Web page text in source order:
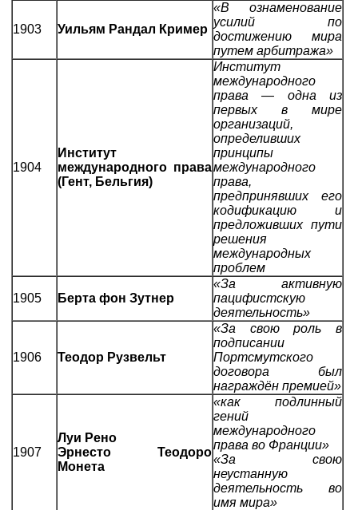
1903 Уильям Рандал Кример
«В ознаменование
усилий по
достижению мира
путем арбитража»
1904
Институт
международного права
(Гент, Бельгия)
Институт
международного
права — одна из
первых в мире
организаций,
определивших
принципы
международного
права,
предпринявших его
кодификацию и
предложивших пути
решения
международных
проблем
1905 Берта фон Зутнер
«За активную
пацифистскую
деятельность»
1906 Теодор Рузвельт
«За свою роль в
подписании
Портсмутского
договора был
награждён премией»
1907
Луи Рено
Эрнесто Теодоро
Монета
«как подлинный
гений
международного
права во Франции»
«За свою
неустанную
деятельность во
имя мира»